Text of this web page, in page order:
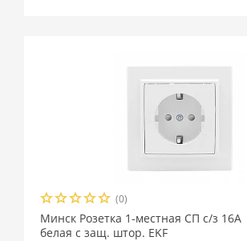
(0)
Минск Розетка 1-местная СП с/з 16А
белая с защ. штор. EKF